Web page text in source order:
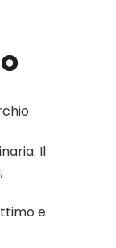
Il
e